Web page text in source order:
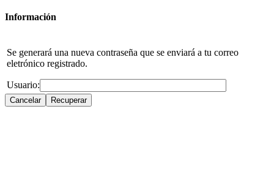
Información
Se generará una nueva contraseña que se enviará a tu correo
eletrónico registrado.
Usuario: